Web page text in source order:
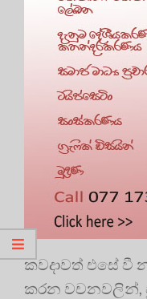
කවදාවත් එසේ වී
කරන වචනවලින්,